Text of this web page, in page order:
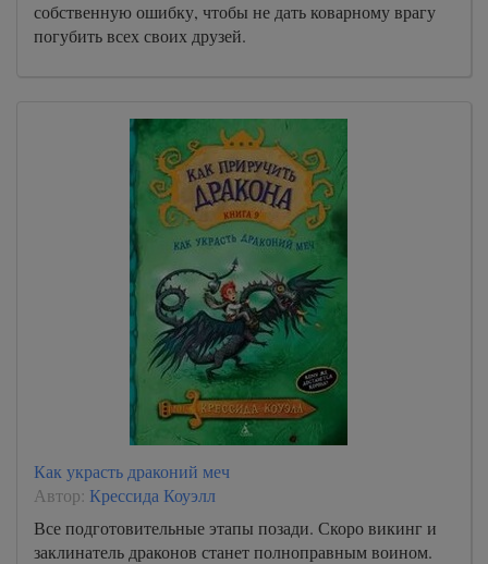
собственную ошибку, чтобы не дать коварному врагу
погубить всех своих друзей.
Как украсть драконий меч
Автор: Крессида Коуэлл
Все подготовительные этапы позади. Скоро викинг и
заклинатель драконов станет полноправным воином.